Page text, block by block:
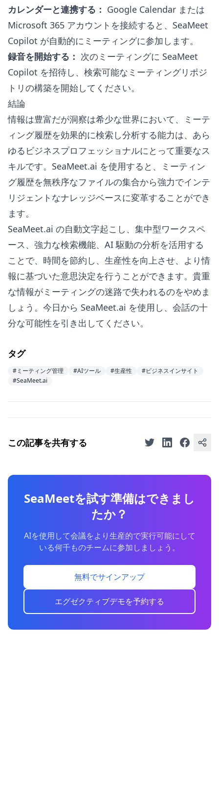
カレンダーと連携する： Google Calendar または
Microsoft 365 アカウントを接続すると、SeaMeet
Copilot が自動的にミーティングに参加します。
録音を開始する： 次のミーティングに SeaMeet
Copilot を招待し、検索可能なミーティングリポジ
トリの構築を開始してください。
結論
情報は豊富だが洞察は希少な世界において、ミーテ
ィング履歴を効果的に検索し分析する能力は、あら
ゆるビジネスプロフェッショナルにとって重要なス
キルです。SeaMeet.ai を使用すると、ミーティン
グ履歴を無秩序なファイルの集合から強力でインテ
リジェントなナレッジベースに変革することができ
ます。
SeaMeet.ai の自動文字起こし、集中型ワークスペ
ース、強力な検索機能、AI 駆動の分析を活用する
ことで、時間を節約し、生産性を向上させ、より情
報に基づいた意思決定を行うことができます。貴重
な情報がミーティングの迷路で失われるのをやめま
しょう。今日から SeaMeet.ai を使用し、会話の十
分な可能性を引き出してください。
タグ
#ミーティング管理 #AIツール #生産性
#ビジネスインサイト
#SeaMeet.ai
この記事を共有する
SeaMeetを試す準備はできまし
たか？
AIを使用して会議をより生産的で実行可能にして
いる何千ものチームに参加しましょう。
無料でサインアップ
エグゼクティブデモを予約する